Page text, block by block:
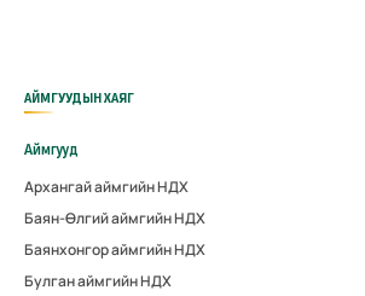
АЙМГУУДЫН ХАЯГ
Аймгууд
Архангай аймгийн НДХ
Баян-Өлгий аймгийн НДХ
Баянхонгор аймгийн НДХ
Булган аймгийн НДХ